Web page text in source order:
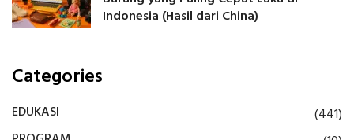
Indonesia (Hasil dari China)
Categories
EDUKASI
(441)